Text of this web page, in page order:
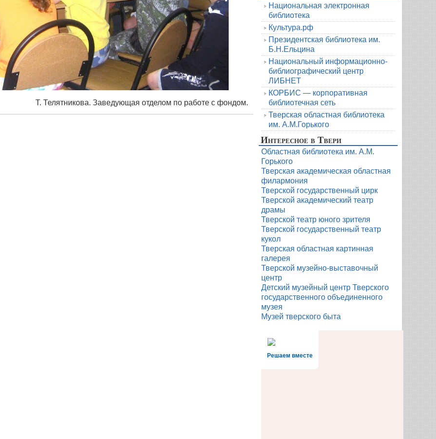
Т. Телятникова. Заведующая отделом по работе с фондом.
Национальная электронная
библиотека
Культура.рф
Президентская библиотека им.
Б.Н.Ельцина
Национальный информационно-
библиографический центр
ЛИБНЕТ
КОРБИС — корпоративная
библиотечная сеть
Тверская областная библиотека
им. А.М.Горького
Интересное в Твери
Областная библиотека им. А.М.
Горького
Тверская академическая областная
филармония
Тверской государственный цирк
Тверской академический театр
драмы
Тверской театр юного зрителя
Тверской государственный театр
кукол
Тверская областная картинная
галерея
Тверской музейно-выставочный
центр
Детский музейный центр Тверского
государственного объединенного
музея
Музей тверского быта
Решаем вместе